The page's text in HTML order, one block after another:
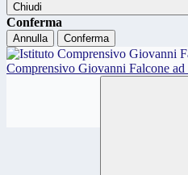
Chiudi
Conferma
Annulla Conferma
Comprensivo Giovanni Falcone